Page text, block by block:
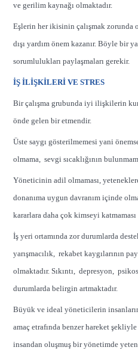
ve gerilim kaynağı olmaktadır.
Eşlerin her ikisinin çalışmak zorunda
dışı yardım önem kazanır. Böyle bir
sorumlulukları paylaşmaları gerekir.
İŞ İLİŞKİLERİ VE STRES
Bir çalışma grubunda iyi ilişkilerin
önde gelen bir etmendir.
Üste saygı gösterilmemesi yani
olmama, sevgi sıcaklığının
Yöneticinin adil olmaması,
donanıma uygun davranım içinde
kararlara daha çok kimseyi
İş yeri ortamında zor durumlarda
yarışmacılık, rekabet kaygılarının
olmaktadır. Sıkıntı, depresyon,
durumlarda belirgin artmaktadır.
Büyük ve ideal yöneticilerin
amaç etrafında benzer hareket şekliyle
insandan oluşmuş bir yönetimde